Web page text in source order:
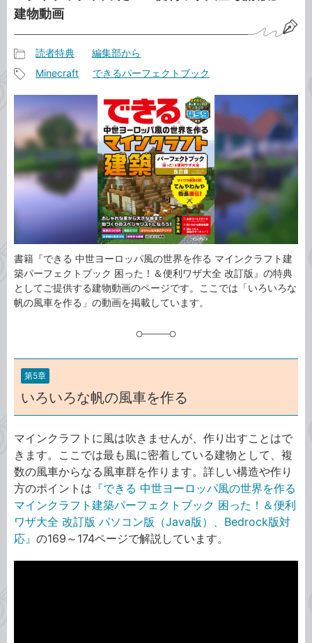
建物動画
事
カ
ゴ
リ
読者特典 編集部から
事
タ
グ
Minecraft できるパーフェクトブック
書籍『できる 中世ヨーロッパ風の世界を作る マインクラフト建
築パーフェクトブック 困った！＆便利ワザ大全 改訂版』の特典
としてご提供する建物動画のページです。ここでは「いろいろな
帆の風車を作る」の動画を掲載しています。
第5章
いろいろな帆の風車を作る
マインクラフトに風は吹きませんが、作り出すことはで
きます。ここでは最も風に密着している建物として、複
数の風車からなる風車群を作ります。詳しい構造や作り
方のポイントは 『できる 中世ヨーロッパ風の世界を作る
マインクラフト建築パーフェクトブック 困った！＆便利
ワザ大全 改訂版 パソコン版（Java版）、Bedrock版対
応』 の169～174ページで解説しています。